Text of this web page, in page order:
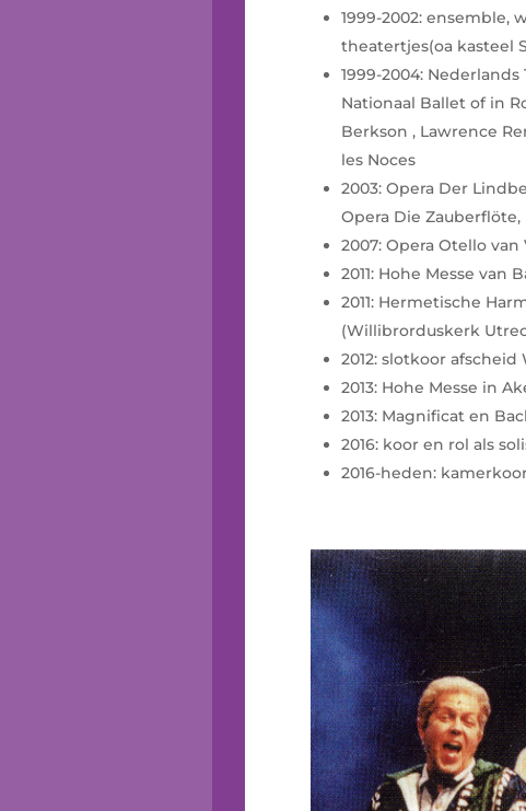
1999-2002: ensemble,
theatertjes(oa kasteel
1999-2004:
Nationaal Ballet of in
Berkson , Lawrence
les Noces
2003: Opera Der
Opera Die
2007: Opera Otello
2011: Hohe Messe van
2011: Hermetische
(Willibrorduskerk
2012: slotkoor
2013: Hohe Messe in
2013: Magnificat en
2016: koor en rol als
2016-heden: